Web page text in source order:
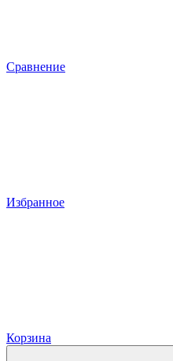
Сравнение
Избранное
Корзина